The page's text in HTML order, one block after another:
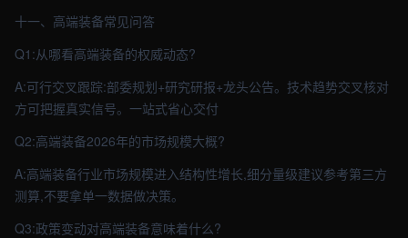
十一、高端装备常见问答
Q1:从哪看高端装备的权威动态?
A:可行交叉跟踪:部委规划+研究研报+龙头公告。技术趋势交叉核对
方可把握真实信号。一站式省心交付
Q2:高端装备2026年的市场规模大概?
A:高端装备行业市场规模进入结构性增长,细分量级建议参考第三方
测算,不要拿单一数据做决策。
Q3:政策变动对高端装备意味着什么?